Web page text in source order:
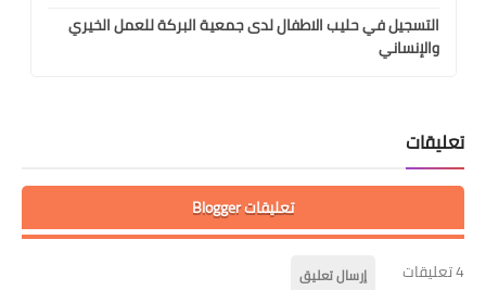
التسجيل في حليب الاطفال لدى جمعية البركة للعمل الخيري
والإنساني
تعليقات
تعليقات Blogger
4 تعليقات إرسال تعليق